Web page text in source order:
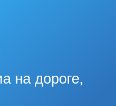
на дороге,